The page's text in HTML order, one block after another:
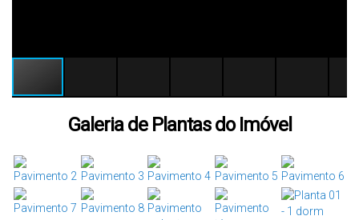
Galeria de Plantas do Imóvel